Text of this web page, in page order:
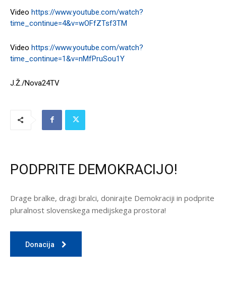
Video https://www.youtube.com/watch?
time_continue=4&v=wOFfZTsf3TM
Video https://www.youtube.com/watch?
time_continue=1&v=nMfPruSou1Y
J.Ž./Nova24TV
PODPRITE DEMOKRACIJO!
Drage bralke, dragi bralci, donirajte Demokraciji in podprite
pluralnost slovenskega medijskega prostora!
Donacija